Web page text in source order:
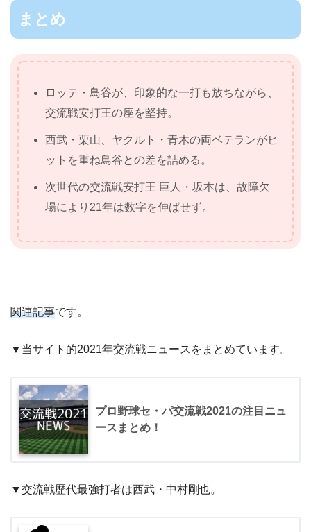
まとめ
ロッテ・鳥谷が、印象的な一打も放ちながら、
交流戦安打王の座を堅持。
西武・栗山、ヤクルト・青木の両ベテランがヒ
ットを重ね鳥谷との差を詰める。
次世代の交流戦安打王 巨人・坂本は、故障欠
場により21年は数字を伸ばせず。
関連記事です。
▼当サイト的2021年交流戦ニュースをまとめています。
プロ野球セ・パ交流戦2021の注目ニュ
ースまとめ！
▼交流戦歴代最強打者は西武・中村剛也。